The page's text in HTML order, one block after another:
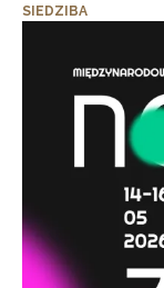
SIEDZIBA